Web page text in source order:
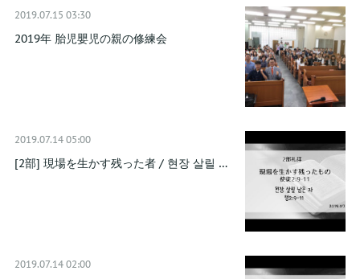
2019.07.15 03:30
2019年 胎児嬰児の親の修練会
2019.07.14 05:00
[2部] 現場を生かす残った者 / 현장 살릴 …
2019.07.14 02:00